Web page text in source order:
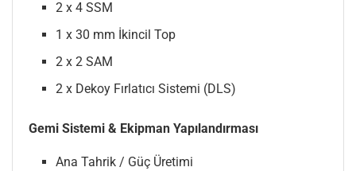
2 x 4 SSM
1 x 30 mm İkincil Top
2 x 2 SAM
2 x Dekoy Fırlatıcı Sistemi (DLS)
Gemi Sistemi & Ekipman Yapılandırması
Ana Tahrik / Güç Üretimi